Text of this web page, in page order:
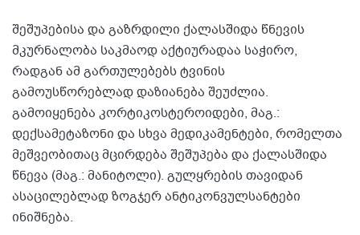
შეშუპებისა და გაზრდილი ქალასშიდა წნევის
მკურნალობა საკმაოდ აქტიურადაა საჭირო,
რადგან ამ გართულებებს ტვინის
გამოუსწორებლად დაზიანება შეუძლია.
გამოიყენება კორტიკოსტეროიდები, მაგ.:
დექსამეტაზონი და სხვა მედიკამენტები, რომელთა
მეშვეობითაც მცირდება შეშუპება და ქალასშიდა
წნევა (მაგ.: მანიტოლი). გულყრების თავიდან
ასაცილებლად ზოგჯერ ანტიკონვულსანტები
ინიშნება.